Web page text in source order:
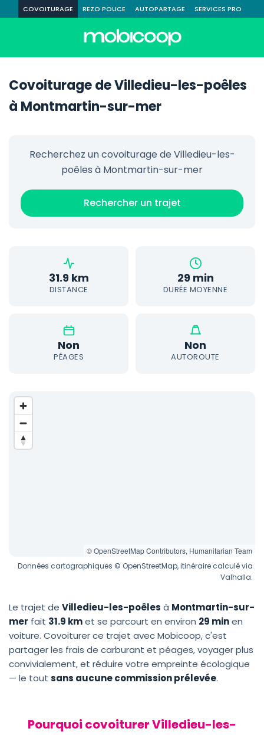
COVOITURAGE REZO POUCE AUTOPARTAGE SERVICES PRO
Covoiturage de Villedieu-les-poêles
à Montmartin-sur-mer
Recherchez un covoiturage de Villedieu-les-
poêles à Montmartin-sur-mer
Rechercher un trajet
31.9 km
DISTANCE
29 min
DURÉE MOYENNE
Non
PÉAGES
Non
AUTOROUTE
© OpenStreetMap Contributors, Humanitarian Team
Données cartographiques © OpenStreetMap, itinéraire calculé via
Valhalla.
Le trajet de Villedieu-les-poêles à Montmartin-sur-
mer fait 31.9 kmet se parcourt en environ 29 minen
voiture. Covoiturer ce trajet avec Mobicoop, c'est
partager les frais de carburant et péages, voyager plus
convivialement, et réduire votre empreinte écologique
— le tout sans aucune commission prélevée.
Pourquoi covoiturer Villedieu-les-